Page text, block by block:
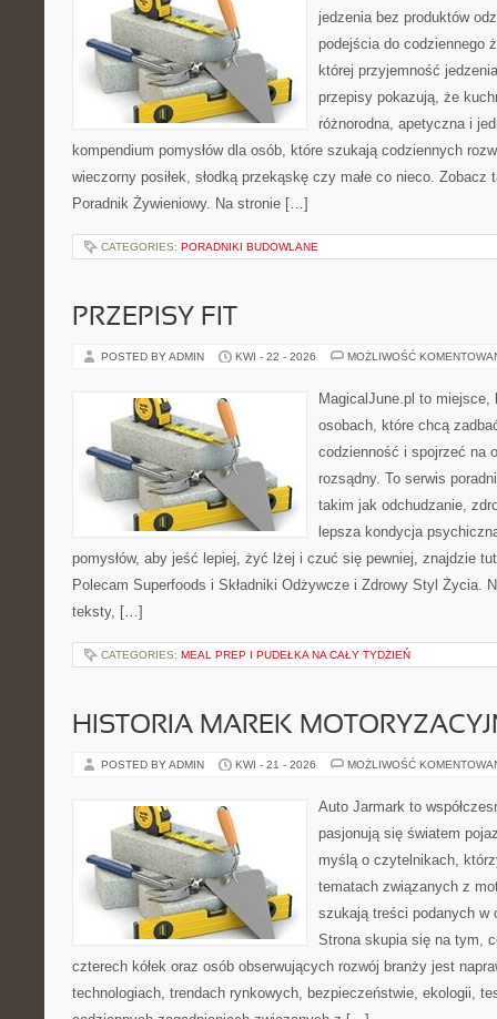
jedzenia bez produktów
podejścia do codziennego
której przyjemność
przepisy pokazują, że
różnorodna, apetyczna i
kompendium pomysłów dla osób, które szukają codziennych
wieczorny posiłek, słodką przekąskę czy małe co nieco.
Poradnik Żywieniowy. Na stronie […]
CATEGORIES: PORADNIKI BUDOWLANE
PRZEPISY FIT
POSTED BY ADMIN KWI - 22 - 2026 MOŻLIWOŚĆ
MagicalJune.pl to miejsce,
osobach, które chcą
codzienność i spojrzeć na
rozsądny. To serwis
takim jak odchudzanie,
lepsza kondycja
pomysłów, aby jeść lepiej, żyć lżej i czuć się pewniej, znajdzie
Polecam Superfoods i Składniki Odżywcze i Zdrowy Styl Życia.
teksty, […]
CATEGORIES: MEAL PREP I PUDEŁKA NA CAŁY TYDZIEŃ
HISTORIA MAREK
POSTED BY ADMIN KWI - 21 - 2026 MOŻLIWOŚĆ
Auto Jarmark to
pasjonują się światem
myślą o czytelnikach,
tematach związanych z
szukają treści podanych
Strona skupia się na tym,
czterech kółek oraz osób obserwujących rozwój branży jest
technologiach, trendach rynkowych, bezpieczeństwie, ekologii,